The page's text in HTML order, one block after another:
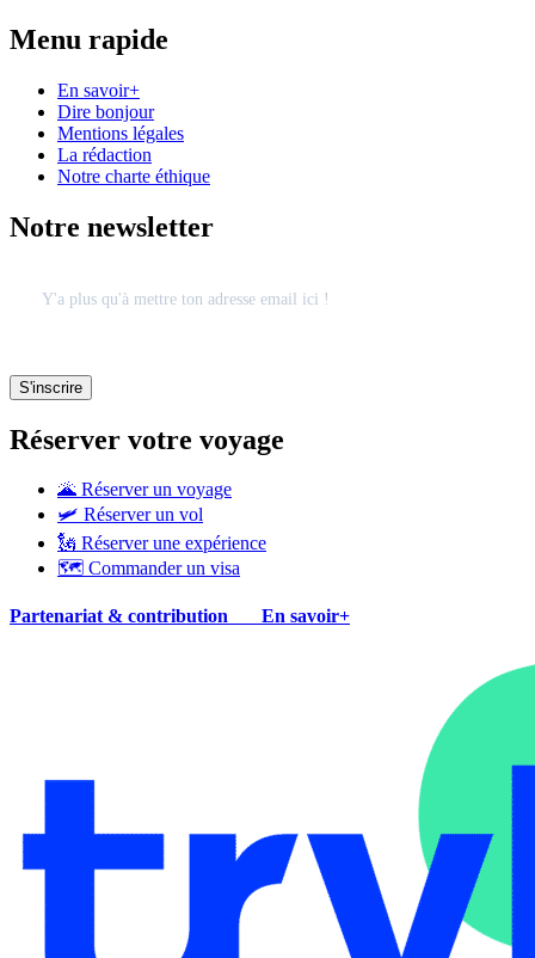
Menu rapide
En savoir+
Dire bonjour
Mentions légales
La rédaction
Notre charte éthique
Notre newsletter
Réserver votre voyage
🌋 Réserver un voyage
🛩 Réserver un vol
🗽 Réserver une expérience
🗺 Commander un visa
Partenariat & contribution En savoir+